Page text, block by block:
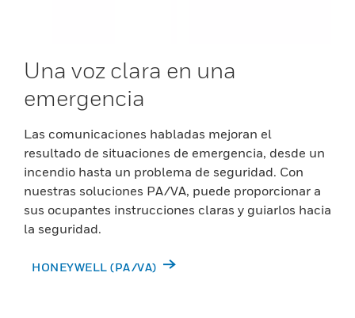
Una voz clara en una
emergencia
Las comunicaciones habladas mejoran el
resultado de situaciones de emergencia, desde un
incendio hasta un problema de seguridad. Con
nuestras soluciones PA/VA, puede proporcionar a
sus ocupantes instrucciones claras y guiarlos hacia
la seguridad.
HONEYWELL (PA/VA)